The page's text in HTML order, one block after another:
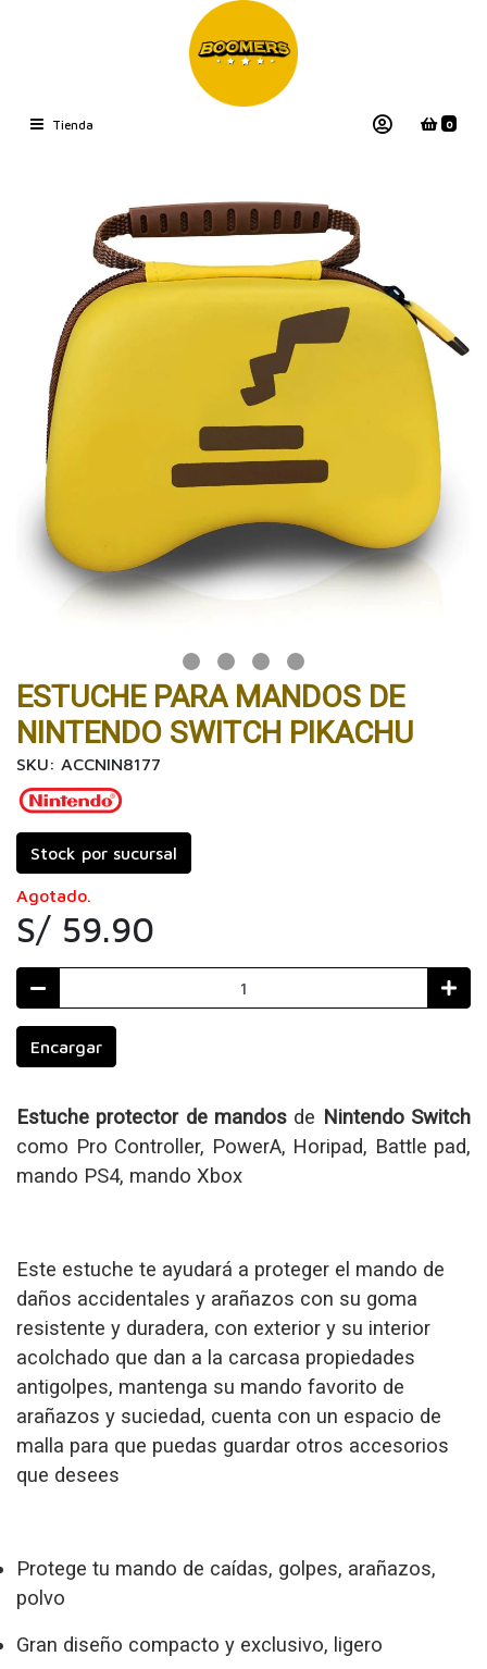
Tienda 0
ESTUCHE PARA MANDOS DE
NINTENDO SWITCH PIKACHU
SKU: ACCNIN8177
Stock por sucursal
Agotado.
S/ 59.90
Encargar
Estuche protector de mandos de Nintendo Switch
como Pro Controller, PowerA, Horipad, Battle pad,
mando PS4, mando Xbox
Este estuche te ayudará a proteger el mando de
daños accidentales y arañazos con su goma
resistente y duradera, con exterior y su interior
acolchado que dan a la carcasa propiedades
antigolpes, mantenga su mando favorito de
arañazos y suciedad, cuenta con un espacio de
malla para que puedas guardar otros accesorios
que desees
Protege tu mando de caídas, golpes, arañazos,
polvo
Gran diseño compacto y exclusivo, ligero